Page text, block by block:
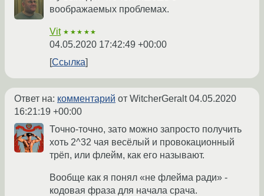
воображаемых проблемах.
Vit ★★★★★
04.05.2020 17:42:49 +00:00
Ссылка
Ответ на: комментарий от WitcherGeralt04.05.2020
16:21:19 +00:00
Точно-точно, зато можно запросто получить
хоть 2^32 чая весёлый и провокационный
трёп, или флейм, как его называют.
Вообще как я понял «не флейма ради» -
кодовая фраза для начала срача.